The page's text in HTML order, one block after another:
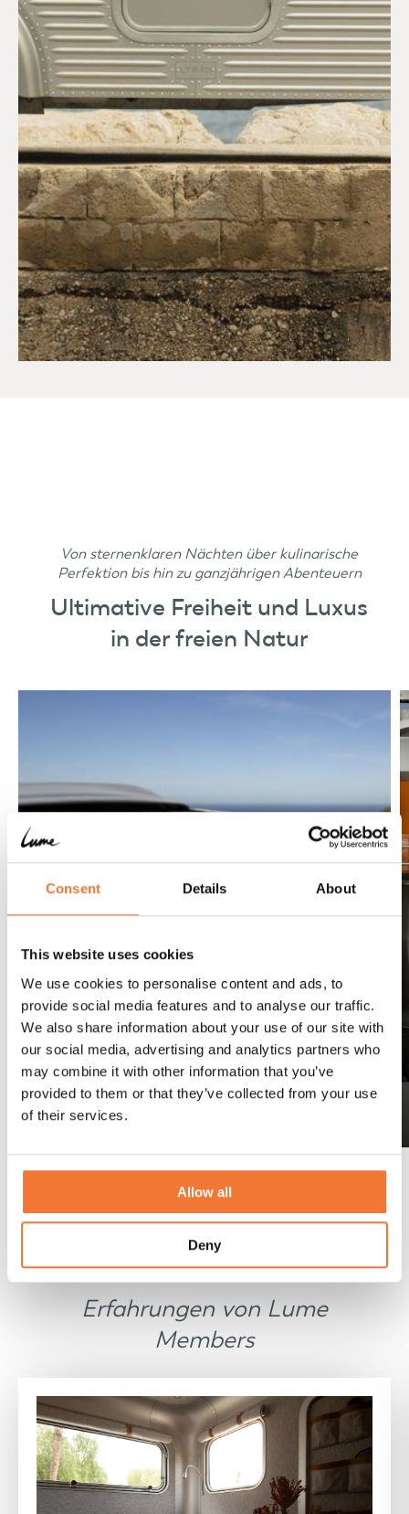
Consent Details About
This website uses cookies
We use cookies to personalise content and ads, to
provide social media features and to analyse our traffic.
We also share information about your use of our site with
our social media, advertising and analytics partners who
may combine it with other information that you’ve
provided to them or that they’ve collected from your use
of their services.
Allow all
Deny
Von sternenklaren Nächten über kulinarische
Perfektion bis hin zu ganzjährigen Abenteuern
Ultimative Freiheit und Luxus
in der freien Natur
Lume Adventure
Große Träume unter
offenem Dach
Der Adventure steht für
Schlafen unter dem
Sternenhimmel auf einer
Qualitätsmatratze. Klein, aber
mit viel Klasse und mehr als
komplett.
Entdecke das Lume adventure
Testimonials
Erfahrungen von Lume
Members